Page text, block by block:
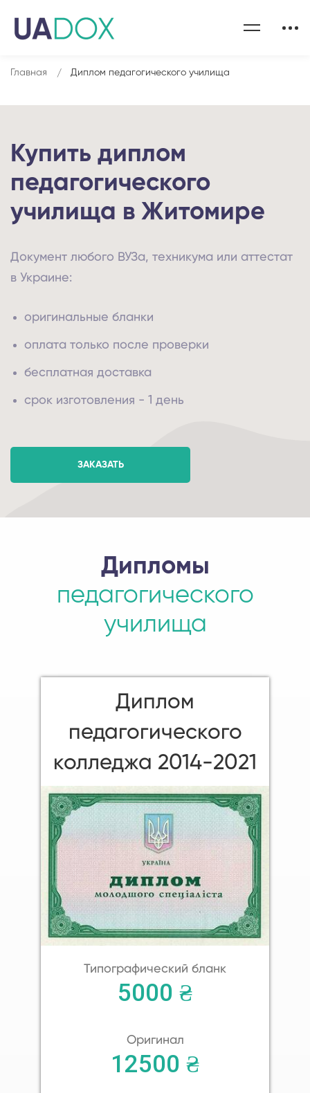
Главная Диплом педагогического училища
Купить диплом
педагогического
училища в Житомире
Документ любого ВУЗа, техникума или аттестат
в Украине:
оригинальные бланки
оплата только после проверки
бесплатная доставка
срок изготовления - 1 день
ЗАКАЗАТЬ
Дипломы
педагогического
училища
Диплом
педагогического
колледжа 2014-2021
Типографический бланк
5000 ₴
Оригинал
12500 ₴